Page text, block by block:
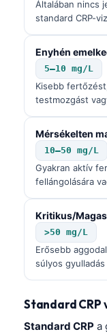
Általában nincs
standard CRP-
Enyhén
5–10 mg/L
Kisebb
testmozgást
Mérsékelten
10–50 mg/L
Gyakran aktív
fellángolására
Kritikus/Magas
>50 mg/L
Erősebb
súlyos
Standard CRP
Standard CRP a